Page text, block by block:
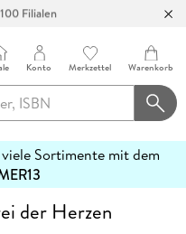
Filialen
Konto Merkzettel Warenkorb
Sortimente mit dem
der Herzen